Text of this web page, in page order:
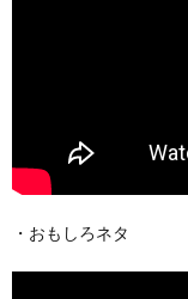
・おもしろネタ